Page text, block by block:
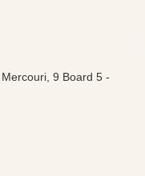
9 Board 5 -